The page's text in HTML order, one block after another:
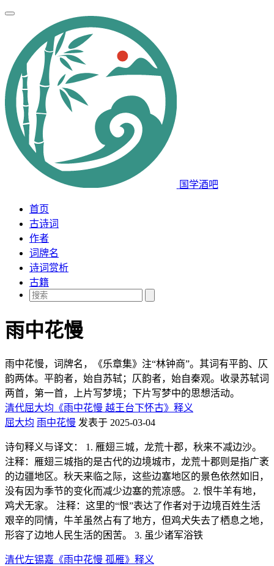
国学酒吧
首页
古诗词
作者
词牌名
诗词赏析
古籍
雨中花慢
雨中花慢，词牌名，《乐章集》注“林钟商”。其词有平韵、仄
韵两体。平韵者，始自苏轼；仄韵者，始自秦观。收录苏轼词
两首，第一首，上片写梦境；下片写梦中的思想活动。
清代屈大均《雨中花慢 越王台下怀古》释义
屈大均 雨中花慢 发表于 2025-03-04
诗句释义与译文： 1. 雁翅三城，龙荒十郡，秋来不减边沙。
注释：雁翅三城指的是古代的边境城市，龙荒十郡则是指广袤
的边疆地区。秋天来临之际，这些边塞地区的景色依然如旧，
没有因为季节的变化而减少边塞的荒凉感。 2. 恨牛羊有地，
鸡犬无家。 注释：这里的“恨”表达了作者对于边境百姓生活
艰辛的同情，牛羊虽然占有了地方，但鸡犬失去了栖息之地，
形容了边地人民生活的困苦。 3. 虽少诸军浴铁
清代左锡嘉《雨中花慢 孤雁》释义